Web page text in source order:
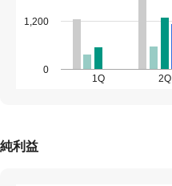
1Q 2Q
0
1,200
純利益